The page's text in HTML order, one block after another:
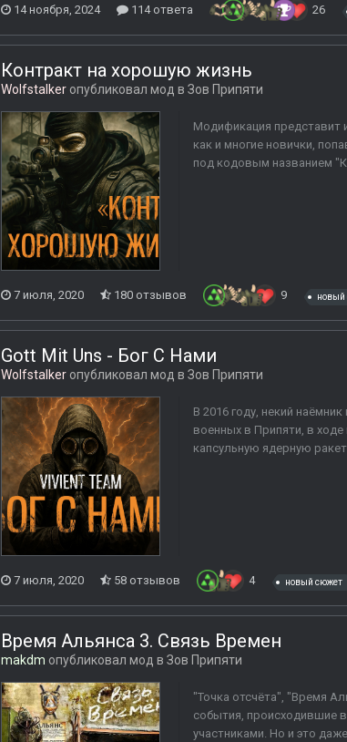
14 ноября, 2024 114 ответа 26
Контракт на хорошую жизнь
Wolfstalker опубликовал мод в Зов Припяти
Модификация представит
как и многие новички,
под кодовым названием
7 июля, 2020 180 отзывов 9 новый
Gott Mit Uns - Бог С Нами
Wolfstalker опубликовал мод в Зов Припяти
В 2016 году, некий
военных в Припяти, в
капсульную ядерную
7 июля, 2020 58 отзывов 4 новый сюжет
Время Альянса 3. Связь Времен
makdm опубликовал мод в Зов Припяти
"Точка отсчёта", "Время
события, происходившие
участниками. Но и это